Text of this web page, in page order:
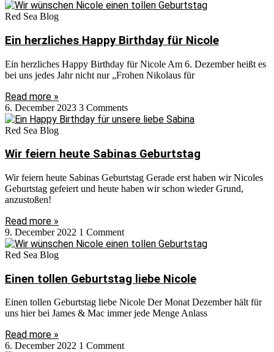
Red Sea Blog
Ein herzliches Happy Birthday für Nicole
Ein herzliches Happy Birthday für Nicole Am 6. Dezember heißt es
bei uns jedes Jahr nicht nur „Frohen Nikolaus für
Read more »
6. December 2023 3 Comments
Red Sea Blog
Wir feiern heute Sabinas Geburtstag
Wir feiern heute Sabinas Geburtstag Gerade erst haben wir Nicoles
Geburtstag gefeiert und heute haben wir schon wieder Grund,
anzustoßen!
Read more »
9. December 2022 1 Comment
Red Sea Blog
Einen tollen Geburtstag liebe Nicole
Einen tollen Geburtstag liebe Nicole Der Monat Dezember hält für
uns hier bei James & Mac immer jede Menge Anlass
Read more »
6. December 2022 1 Comment